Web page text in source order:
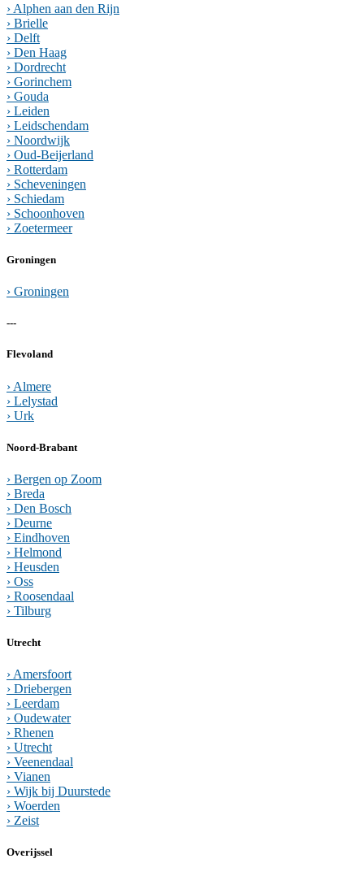
› Alphen aan den Rijn
› Brielle
› Delft
› Den Haag
› Dordrecht
› Gorinchem
› Gouda
› Leiden
› Leidschendam
› Noordwijk
› Oud-Beijerland
› Rotterdam
› Scheveningen
› Schiedam
› Schoonhoven
› Zoetermeer
Groningen
› Groningen
---
Flevoland
› Almere
› Lelystad
› Urk
Noord-Brabant
› Bergen op Zoom
› Breda
› Den Bosch
› Deurne
› Eindhoven
› Helmond
› Heusden
› Oss
› Roosendaal
› Tilburg
Utrecht
› Amersfoort
› Driebergen
› Leerdam
› Oudewater
› Rhenen
› Utrecht
› Veenendaal
› Vianen
› Wijk bij Duurstede
› Woerden
› Zeist
Overijssel